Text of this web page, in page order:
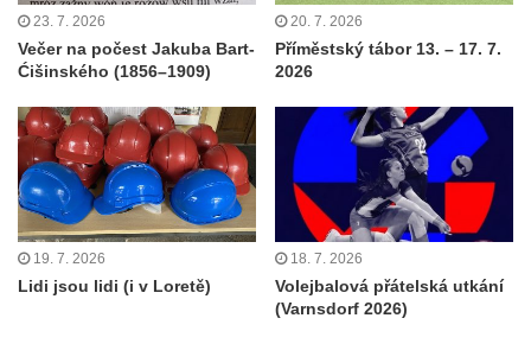
23. 7. 2026
Večer na počest Jakuba Bart-
Ćišinského (1856–1909)
20. 7. 2026
Příměstský tábor 13. – 17. 7.
2026
19. 7. 2026
Lidi jsou lidi (i v Loretě)
18. 7. 2026
Volejbalová přátelská utkání
(Varnsdorf 2026)